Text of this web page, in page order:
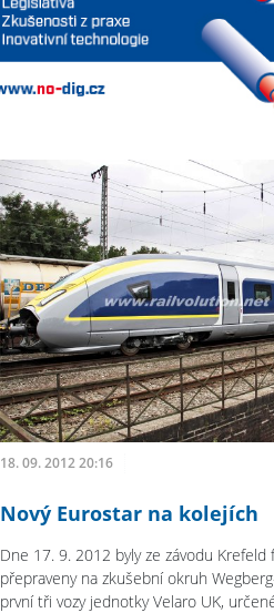
18. 09. 2012 20:16
Nový Eurostar na kolejích
Dne 17. 9. 2012 byly ze závodu Krefeld
přepraveny na zkušební okruh
první tři vozy jednotky Velaro UK,